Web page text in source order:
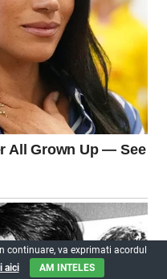
continuare, va exprimati acordul
aici AM INTELES